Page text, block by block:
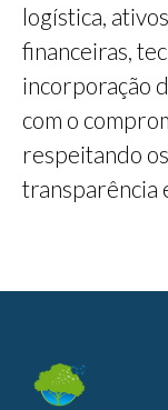
logística,
financeiras,
incorporação
com o
respeitando
transparência